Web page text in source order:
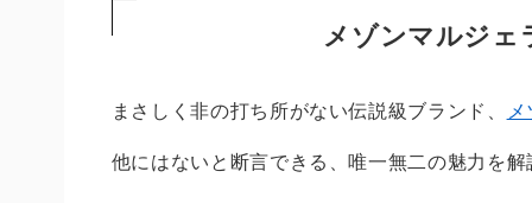
メゾンマルジェ
まさしく非の打ち所がない伝説級ブランド、
他にはないと断言できる、唯一無二の魅力を